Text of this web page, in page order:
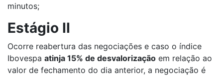
minutos;
Estágio II
Ocorre reabertura das negociações e caso o índice
Ibovespa atinja 15% de desvalorização em relação ao
valor de fechamento do dia anterior, a negociação é